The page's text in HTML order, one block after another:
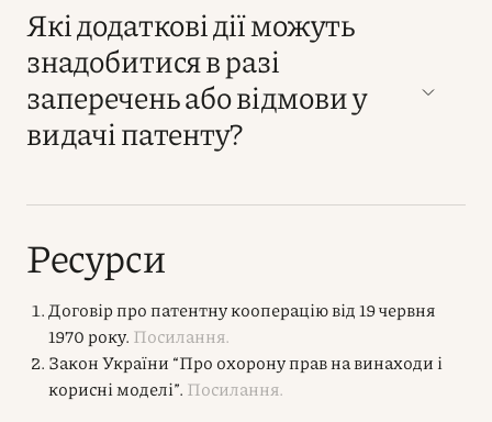
Які додаткові дії можуть
знадобитися в разі
заперечень або відмови у
видачі патенту?
Ресурси
Договір про патентну кооперацію від 19 червня
1970 року. Посилання.
Закон України “Про охорону прав на винаходи і
корисні моделі”. Посилання.